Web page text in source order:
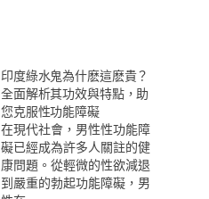
印度綠水鬼為什麽這麽貴？
全面解析其功效與特點，助
您克服性功能障礙
在現代社會，男性性功能障
礙已經成為許多人關註的健
康問題。從輕微的性欲減退
到嚴重的勃起功能障礙，男